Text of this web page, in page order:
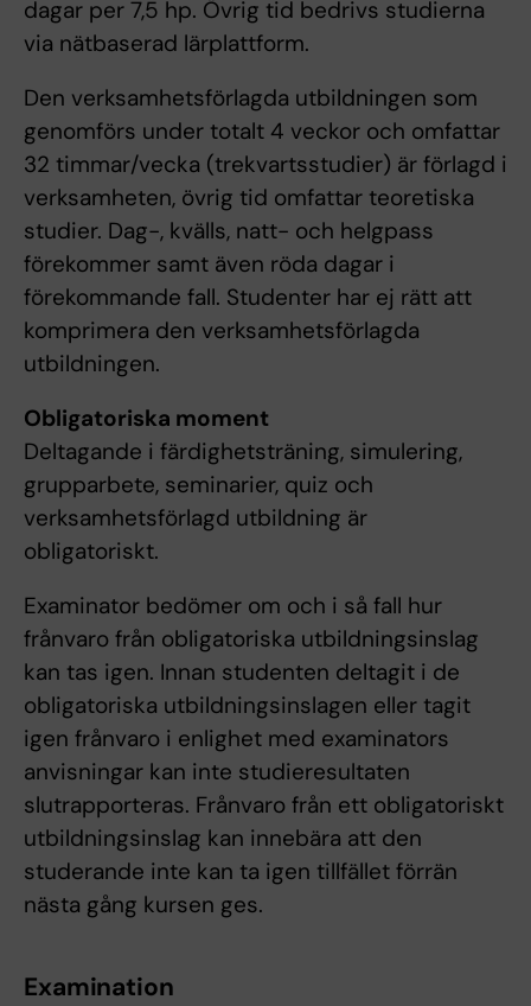
dagar per 7,5 hp. Övrig tid bedrivs studierna
via nätbaserad lärplattform.
Den verksamhetsförlagda utbildningen som
genomförs under totalt 4 veckor och omfattar
32 timmar/vecka (trekvartsstudier) är förlagd i
verksamheten, övrig tid omfattar teoretiska
studier. Dag-, kvälls, natt- och helgpass
förekommer samt även röda dagar i
förekommande fall. Studenter har ej rätt att
komprimera den verksamhetsförlagda
utbildningen.
Obligatoriska moment
Deltagande i färdighetsträning, simulering,
grupparbete, seminarier, quiz och
verksamhetsförlagd utbildning är
obligatoriskt.
Examinator bedömer om och i så fall hur
frånvaro från obligatoriska utbildningsinslag
kan tas igen. Innan studenten deltagit i de
obligatoriska utbildningsinslagen eller tagit
igen frånvaro i enlighet med examinators
anvisningar kan inte studieresultaten
slutrapporteras. Frånvaro från ett obligatoriskt
utbildningsinslag kan innebära att den
studerande inte kan ta igen tillfället förrän
nästa gång kursen ges.
Examination